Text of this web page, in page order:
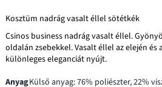
Kosztüm nadrág vasalt éllel sötétkék
Csinos business nadrág vasalt éllel.
oldalán zsebekkel. Vasalt éllel az elején
különleges eleganciát nyújt.
AnyagKülső anyag: 76% poliészter, 22%